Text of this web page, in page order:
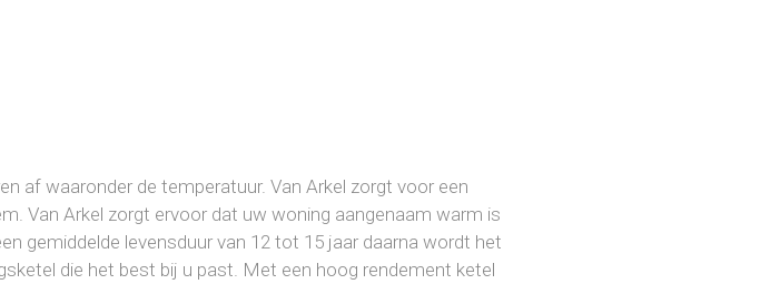
af waaronder de temperatuur. Van Arkel zorgt voor een
Van Arkel zorgt ervoor dat uw woning aangenaam warm is
gemiddelde levensduur van 12 tot 15 jaar daarna wordt het
die het best bij u past. Met een hoog rendement ketel